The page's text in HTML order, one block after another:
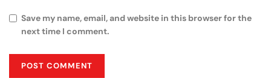
Save my name, email, and website in this browser for the
next time I comment.